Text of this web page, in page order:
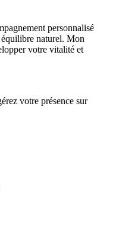
personnalisé
naturel. Mon
votre vitalité et
votre présence sur